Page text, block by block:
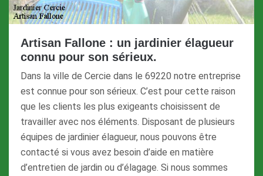
Artisan Fallone : un jardinier élagueur
connu pour son sérieux.
Dans la ville de Cercie dans le 69220 notre entreprise
est connue pour son sérieux. C’est pour cette raison
que les clients les plus exigeants choisissent de
travailler avec nos éléments. Disposant de plusieurs
équipes de jardinier élagueur, nous pouvons être
contacté si vous avez besoin d’aide en matière
d’entretien de jardin ou d’élagage. Si nous sommes